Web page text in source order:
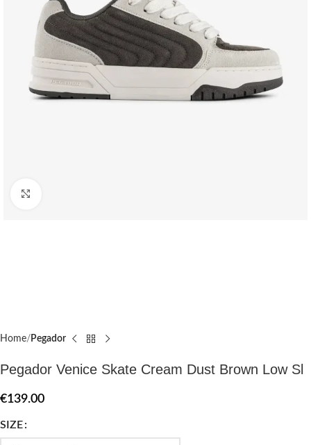
Home Pegador​
Pegador Venice Skate Cream Dust Brown Low Sl
€139.00
SIZE